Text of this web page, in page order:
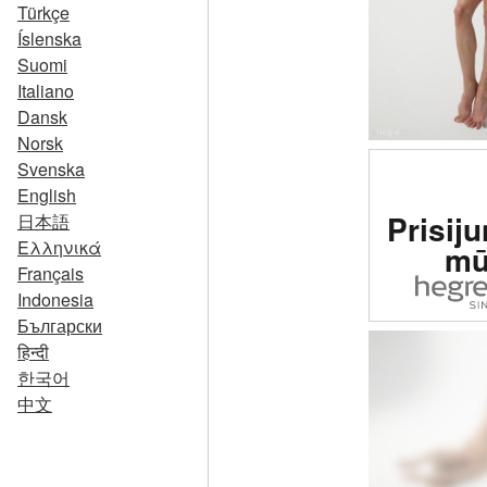
Türkçe
Íslenska
Suomi
Italiano
Dansk
Norsk
Svenska
English
日本語
Ελληνικά
Français
Indonesia
Български
हिन्दी
한국어
中文
erotinė